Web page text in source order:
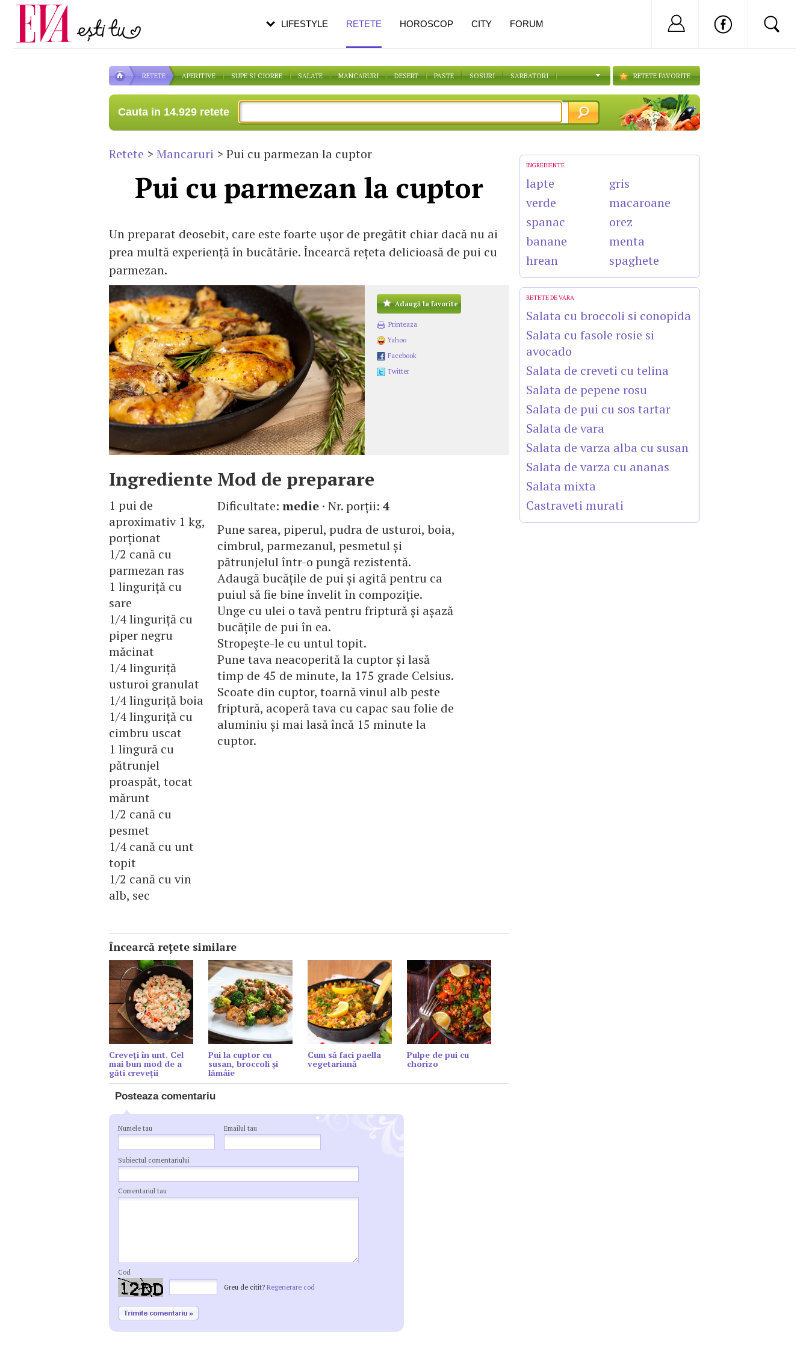
RETETE APERITIVE SUPE SI CIORBE SALATE MANCARURI DESERT PASTE SOSURI SARBATORI RETETE FAVORITE
Cauta in 14.929 retete
Retete > Mancaruri > Pui cu parmezan la cuptor
Pui cu parmezan la cuptor
Un preparat deosebit, care este foarte ușor de pregătit chiar dacă nu ai
prea multă experiență în bucătărie. Încearcă rețeta delicioasă de pui cu
parmezan.
Adaugă la favorite
Printeaza
Yahoo
Facebook
Twitter
Ingrediente
1 pui de
aproximativ 1 kg,
porționat
1/2 cană cu
parmezan ras
1 linguriță cu
sare
1/4 linguriță cu
piper negru
măcinat
1/4 linguriță
usturoi granulat
1/4 linguriță boia
1/4 linguriță cu
cimbru uscat
1 lingură cu
pătrunjel
proaspăt, tocat
mărunt
1/2 cană cu
pesmet
1/4 cană cu unt
topit
1/2 cană cu vin
alb, sec
Mod de preparare
Dificultate: medie · Nr. porţii: 4
Pune sarea, piperul, pudra de usturoi, boia,
cimbrul, parmezanul, pesmetul și
pătrunjelul într-o pungă rezistentă.
Adaugă bucățile de pui și agită pentru ca
puiul să fie bine învelit în compoziție.
Unge cu ulei o tavă pentru friptură și așază
bucățile de pui în ea.
Stropește-le cu untul topit.
Pune tava neacoperită la cuptor și lasă
timp de 45 de minute, la 175 grade Celsius.
Scoate din cuptor, toarnă vinul alb peste
friptură, acoperă tava cu capac sau folie de
aluminiu și mai lasă încă 15 minute la
cuptor.
Încearcă reţete similare
Creveți în unt. Cel
mai bun mod de a
găti creveții
Pui la cuptor cu
susan, broccoli și
lămâie
Cum să faci paella
vegetariană
Pulpe de pui cu
chorizo
Posteaza comentariu
Numele tau Emailul tau
Subiectul comentariului
Comentariul tau
Cod
Greu de citit? Regenerare cod
INGREDIENTE
lapte
verde
spanac
banane
hrean
gris
macaroane
orez
menta
spaghete
RETETE DE VARA
Salata cu broccoli si conopida
Salata cu fasole rosie si
avocado
Salata de creveti cu telina
Salata de pepene rosu
Salata de pui cu sos tartar
Salata de vara
Salata de varza alba cu susan
Salata de varza cu ananas
Salata mixta
Castraveti murati
LIFESTYLE RETETE HOROSCOP CITY FORUM Nu ai cont?
Carieră
Actualitate